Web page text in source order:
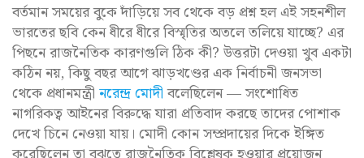
বর্তমান সময়ের বুকে দাঁড়িয়ে সব থেকে বড় প্রশ্ন হল এই সহনশীল
ভারতের ছবি কেন ধীরে ধীরে বিস্মৃতির অতলে তলিয়ে যাচ্ছে? এর
পিছনে রাজনৈতিক কারণগুলি ঠিক কী? উত্তরটা দেওয়া খুব একটা
কঠিন নয়, কিছু বছর আগে ঝাড়খণ্ডের এক নির্বাচনী জনসভা
থেকে প্রধানমন্ত্রী নরেন্দ্র মোদীবলেছিলেন — সংশোধিত
নাগরিকত্ব আইনের বিরুদ্ধে যারা প্রতিবাদ করছে তাদের পোশাক
দেখে চিনে নেওয়া যায়। মোদী কোন সম্প্রদায়ের দিকে ইঙ্গিত